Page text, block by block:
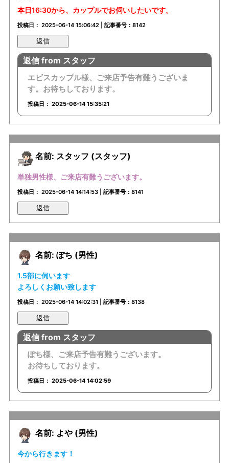
本日16:30から、カップルでお伺いしたいです。
投稿日： 2025-06-14 15:06:42 | 記事番号：8142
返信
返信 from スタッフ
エビスカップル様、ご来店予告有難うございま
す。お待ちしております。
投稿日： 2025-06-14 15:35:21
名前: スタッフ (スタッフ)
単独男性様、ご来店有難うございます。
投稿日： 2025-06-14 14:14:53 | 記事番号：8141
返信
名前: ぽち (男性)
1.5部に伺います
よろしくお願い致します
投稿日： 2025-06-14 14:02:31 | 記事番号：8138
返信
返信 from スタッフ
ぽち様、ご来店予告有難うございます。
お待ちしております。
投稿日： 2025-06-14 14:02:59
名前: よや (男性)
今から行きます！